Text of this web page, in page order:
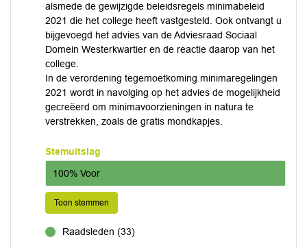
alsmede de gewijzigde beleidsregels minimabeleid
2021 die het college heeft vastgesteld. Ook ontvangt u
bijgevoegd het advies van de Adviesraad Sociaal
Domein Westerkwartier en de reactie daarop van het
college.
In de verordening tegemoetkoming minimaregelingen
2021 wordt in navolging op het advies de mogelijkheid
gecreëerd om minimavoorzieningen in natura te
verstrekken, zoals de gratis mondkapjes.
Stemuitslag
100% Voor
Toon stemmen
Raadsleden (33)